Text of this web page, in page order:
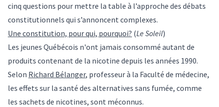
cinq questions pour mettre la table à l’approche des débats
constitutionnels qui s’annoncent complexes.
Une constitution, pour qui, pourquoi? (Le Soleil)
Les jeunes Québécois n'ont jamais consommé autant de
produits contenant de la nicotine depuis les années 1990.
Selon Richard Bélanger, professeur à la Faculté de médecine,
les effets sur la santé des alternatives sans fumée, comme
les sachets de nicotines, sont méconnus.